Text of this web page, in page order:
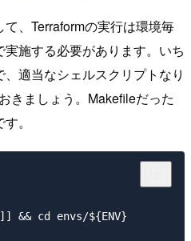
、Terraformの実行は環境毎
施する必要があります。いち
適当なシェルスクリプトなり
きましょう。Makefileだった
。
&& cd envs/${ENV}